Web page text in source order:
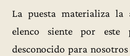
La puesta materializa la
elenco siente por este
desconocido para